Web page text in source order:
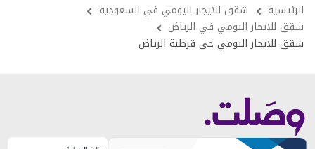
الرئيسية
شقق للايجار اليومي في السعودية
شقق للايجار اليومي في الرياض
شقق للايجار اليومي حى قرطبة الرياض